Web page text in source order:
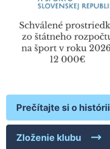
Prečítajte si o histórii
Zloženie klubu